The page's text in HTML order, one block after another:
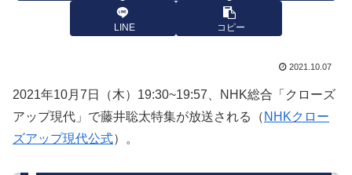
LINE コピー
2021.10.07
2021年10月7日（木）19:30~19:57、NHK総合「クローズ
アップ現代」で藤井聡太特集が放送される（ NHKクロー
ズアップ現代公式）。